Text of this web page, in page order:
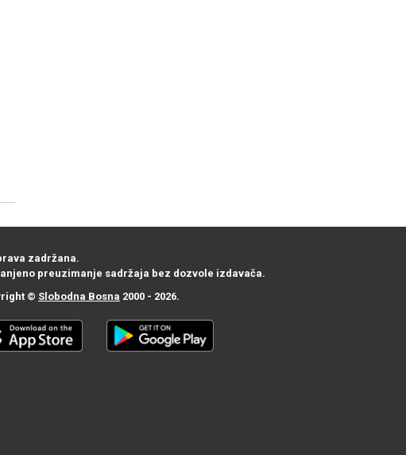
zadržana.
preuzimanje sadržaja bez dozvole izdavača.
© Slobodna Bosna 2000 - 2026.